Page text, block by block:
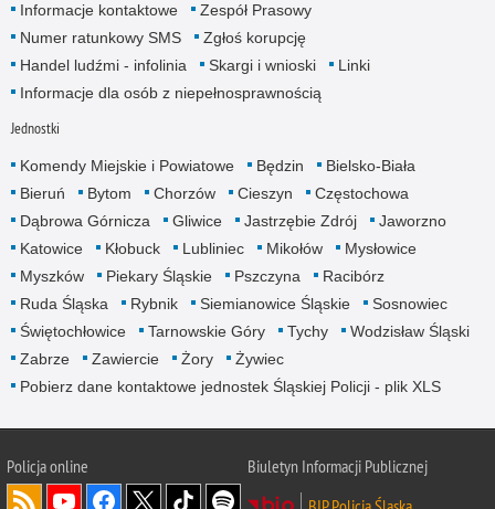
Informacje kontaktowe
Zespół Prasowy
Numer ratunkowy SMS
Zgłoś korupcję
Handel ludźmi - infolinia
Skargi i wnioski
Linki
Informacje dla osób z niepełnosprawnością
Jednostki
Komendy Miejskie i Powiatowe Będzin
Bielsko-Biała
Bieruń
Bytom Chorzów Cieszyn
Częstochowa
Dąbrowa Górnicza
Gliwice Jastrzębie Zdrój
Jaworzno
Katowice
Kłobuck Lubliniec Mikołów
Mysłowice
Myszków
Piekary Śląskie Pszczyna
Racibórz
Ruda Śląska
Rybnik Siemianowice Śląskie
Sosnowiec
Świętochłowice
Tarnowskie Góry Tychy
Wodzisław Śląski
Zabrze
Zawiercie Żory
Żywiec
Pobierz dane kontaktowe jednostek Śląskiej Policji - plik XLS
Policja online
Biuletyn Informacji Publicznej